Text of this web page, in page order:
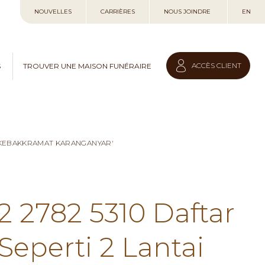
au
NOUVELLES CARRIÈRES NOUS JOINDRE EN
TROUVER UNE MAISON FUNÉRAIRE ACCÈS CLIENT
KARANGANYAR'
2782 5310 Daftar
2 Lantai